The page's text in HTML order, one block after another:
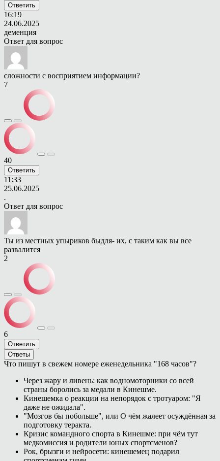
Ответить
16:19
24.06.2025
деменция
Ответ для вопрос
сложности с восприятием информации?
7
40
Ответить
11:33
25.06.2025
.
Ответ для вопрос
Ты из местных упыриков быдля- их, с таким как вы все
развалится
2
6
Ответить
Ответы
Что пишут в свежем номере еженедельника "168 часов"?
Через жару и ливень: как водномоторники со всей
страны боролись за медали в Кинешме.
Кинешемка о реакции на непорядок с тротуаром: "Я
даже не ожидала".
"Мозгов бы побольше", или О чём жалеет осуждённая за
подготовку теракта.
Кризис командного спорта в Кинешме: при чём тут
медкомиссия и родители юных спортсменов?
Рок, брызги и нейросети: кинешемец подарил